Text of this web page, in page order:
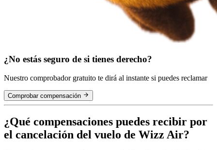
¿No estás seguro de si tienes derecho?
Nuestro comprobador gratuito te dirá al instante si puedes reclamar
Comprobar compensación
¿Qué compensaciones puedes recibir por
el cancelación del vuelo de Wizz Air?